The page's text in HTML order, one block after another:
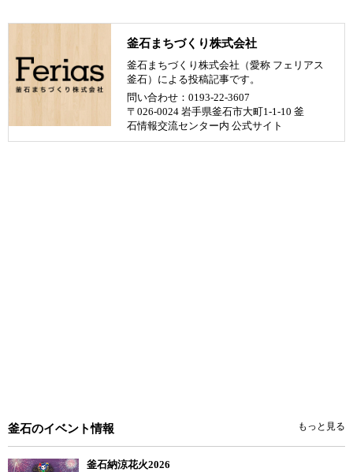
釜石まちづくり株式会社
釜石まちづくり株式会社（愛称 フェリアス
釜石）による投稿記事です。
問い合わせ：0193-22-3607
〒026-0024 岩手県釜石市大町1-1-10 釜
石情報交流センター内 公式サイト
釜石のイベント情報 もっと見る
釜石納涼花火2026